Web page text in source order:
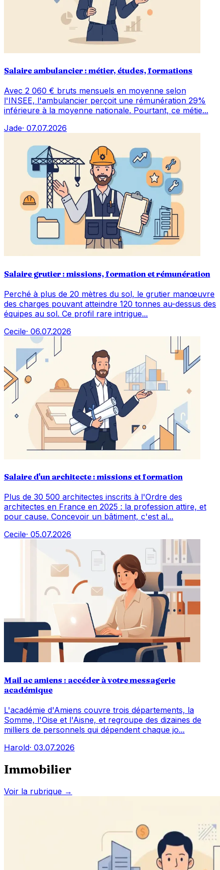
Salaire ambulancier : métier, études, formations
Avec 2 060 € bruts mensuels en moyenne selon
l'INSEE, l'ambulancier perçoit une rémunération 29%
inférieure à la moyenne nationale. Pourtant, ce métie...
Jade· 07.07.2026
Salaire grutier : missions, formation et rémunération
Perché à plus de 20 mètres du sol, le grutier manœuvre
des charges pouvant atteindre 120 tonnes au-dessus des
équipes au sol. Ce profil rare intrigue...
Cecile· 06.07.2026
Salaire d'un architecte : missions et formation
Plus de 30 500 architectes inscrits à l'Ordre des
architectes en France en 2025 : la profession attire, et
pour cause. Concevoir un bâtiment, c'est al...
Cecile· 05.07.2026
Mail ac amiens : accéder à votre messagerie
académique
L'académie d'Amiens couvre trois départements, la
Somme, l'Oise et l'Aisne, et regroupe des dizaines de
milliers de personnels qui dépendent chaque jo...
Harold· 03.07.2026
Immobilier
Voir la rubrique →